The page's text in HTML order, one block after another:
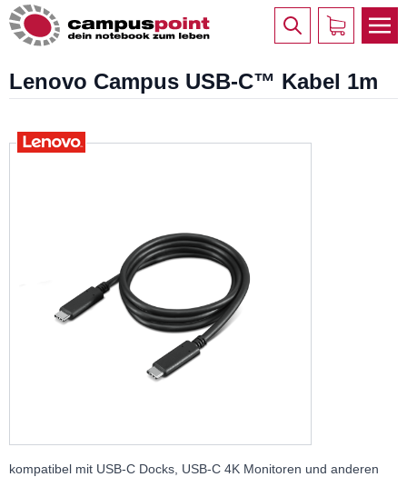
Lenovo Campus USB-C™ Kabel 1m
kompatibel mit USB-C Docks, USB-C 4K Monitoren und anderen